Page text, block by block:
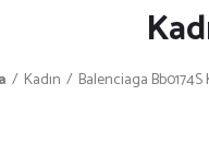
Kadın Balenciaga